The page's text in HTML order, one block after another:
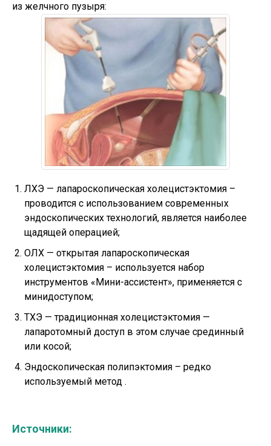
из желчного пузыря:
ЛХЭ — лапароскопическая холецистэктомия –
проводится с использованием современных
эндоскопических технологий, является наиболее
щадящей операцией;
ОЛХ — открытая лапароскопическая
холецистэктомия – используется набор
инструментов «Мини-ассистент», применяется с
минидоступом;
ТХЭ — традиционная холецистэктомия —
лапаротомный доступ в этом случае срединный
или косой;
Эндоскопическая полипэктомия – редко
используемый метод .
Источники: